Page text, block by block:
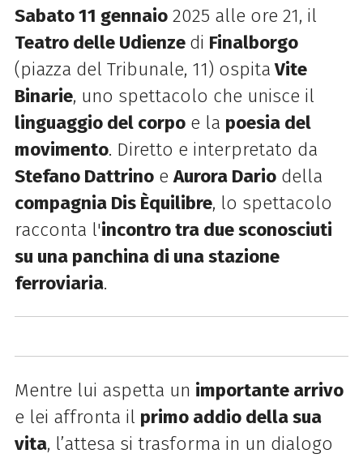
Sabato 11 gennaio2025 alle ore 21, il
Teatro delle Udienze di Finalborgo
(piazza del Tribunale, 11) ospitaVite
Binarie, uno spettacolo che unisce il
linguaggio del corpoe la poesia del
movimento. Diretto e interpretato da
Stefano DattrinoeAurora Dariodella
compagnia Dis Èquilibre, lo spettacolo
racconta l'incontro tra due sconosciuti
su una panchina di una stazione
ferroviaria.
Mentre lui aspetta un importante arrivo
e lei affronta il primo addio della sua
vita, l’attesa si trasforma in un dialogo